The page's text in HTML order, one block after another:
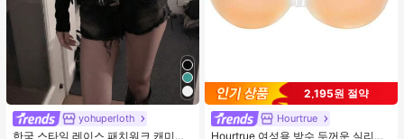
yohuperloth
한국 스타일 레이스 패치워크 캐미솔
2,195원 절약
Hourtrue
Hourtrue 여성용 방수 두꺼운 실리콘